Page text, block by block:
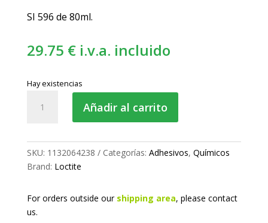
SI 596 de 80ml.
29.75 € i.v.a. incluido
Hay existencias
juntas
rojo
Añadir al carrito
SKU: 1132064238 Categorías: Adhesivos, Químicos
Brand: Loctite
For orders outside our shipping area, please contact
us.